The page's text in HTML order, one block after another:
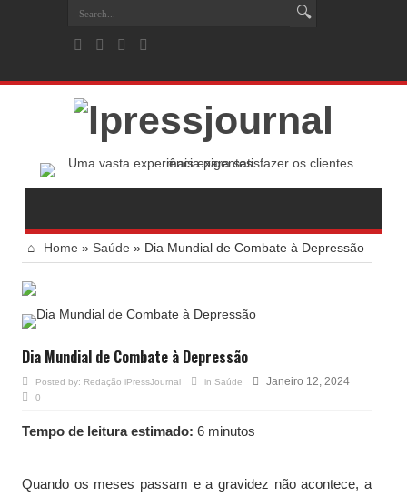
Home » Saúde » Dia Mundial de Combate à Depressão
Dia Mundial de Combate à Depressão
Posted by: Redação iPressJournal in Saúde Janeiro 12, 2024
0
Tempo de leitura estimado: 6 minutos
Quando os meses passam e a gravidez não acontece, a